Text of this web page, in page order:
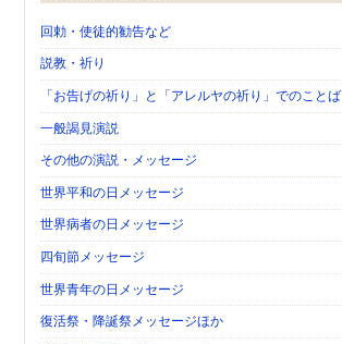
回勅・使徒的勧告など
説教・祈り
「お告げの祈り」と「アレルヤの祈り」でのことば
一般謁見演説
その他の演説・メッセージ
世界平和の日メッセージ
世界病者の日メッセージ
四旬節メッセージ
世界青年の日メッセージ
復活祭・降誕祭メッセージほか